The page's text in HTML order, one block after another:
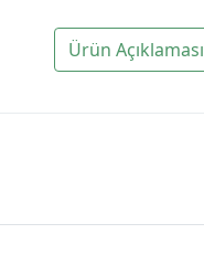
Ürün Açıklaması